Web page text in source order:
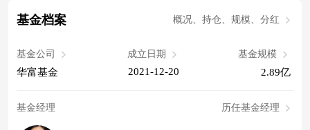
基金档案 概况、持仓、规模、分红
基金公司
华富基金
成立日期
2021-12-20
基金规模
2.89亿
基金经理 历任基金经理